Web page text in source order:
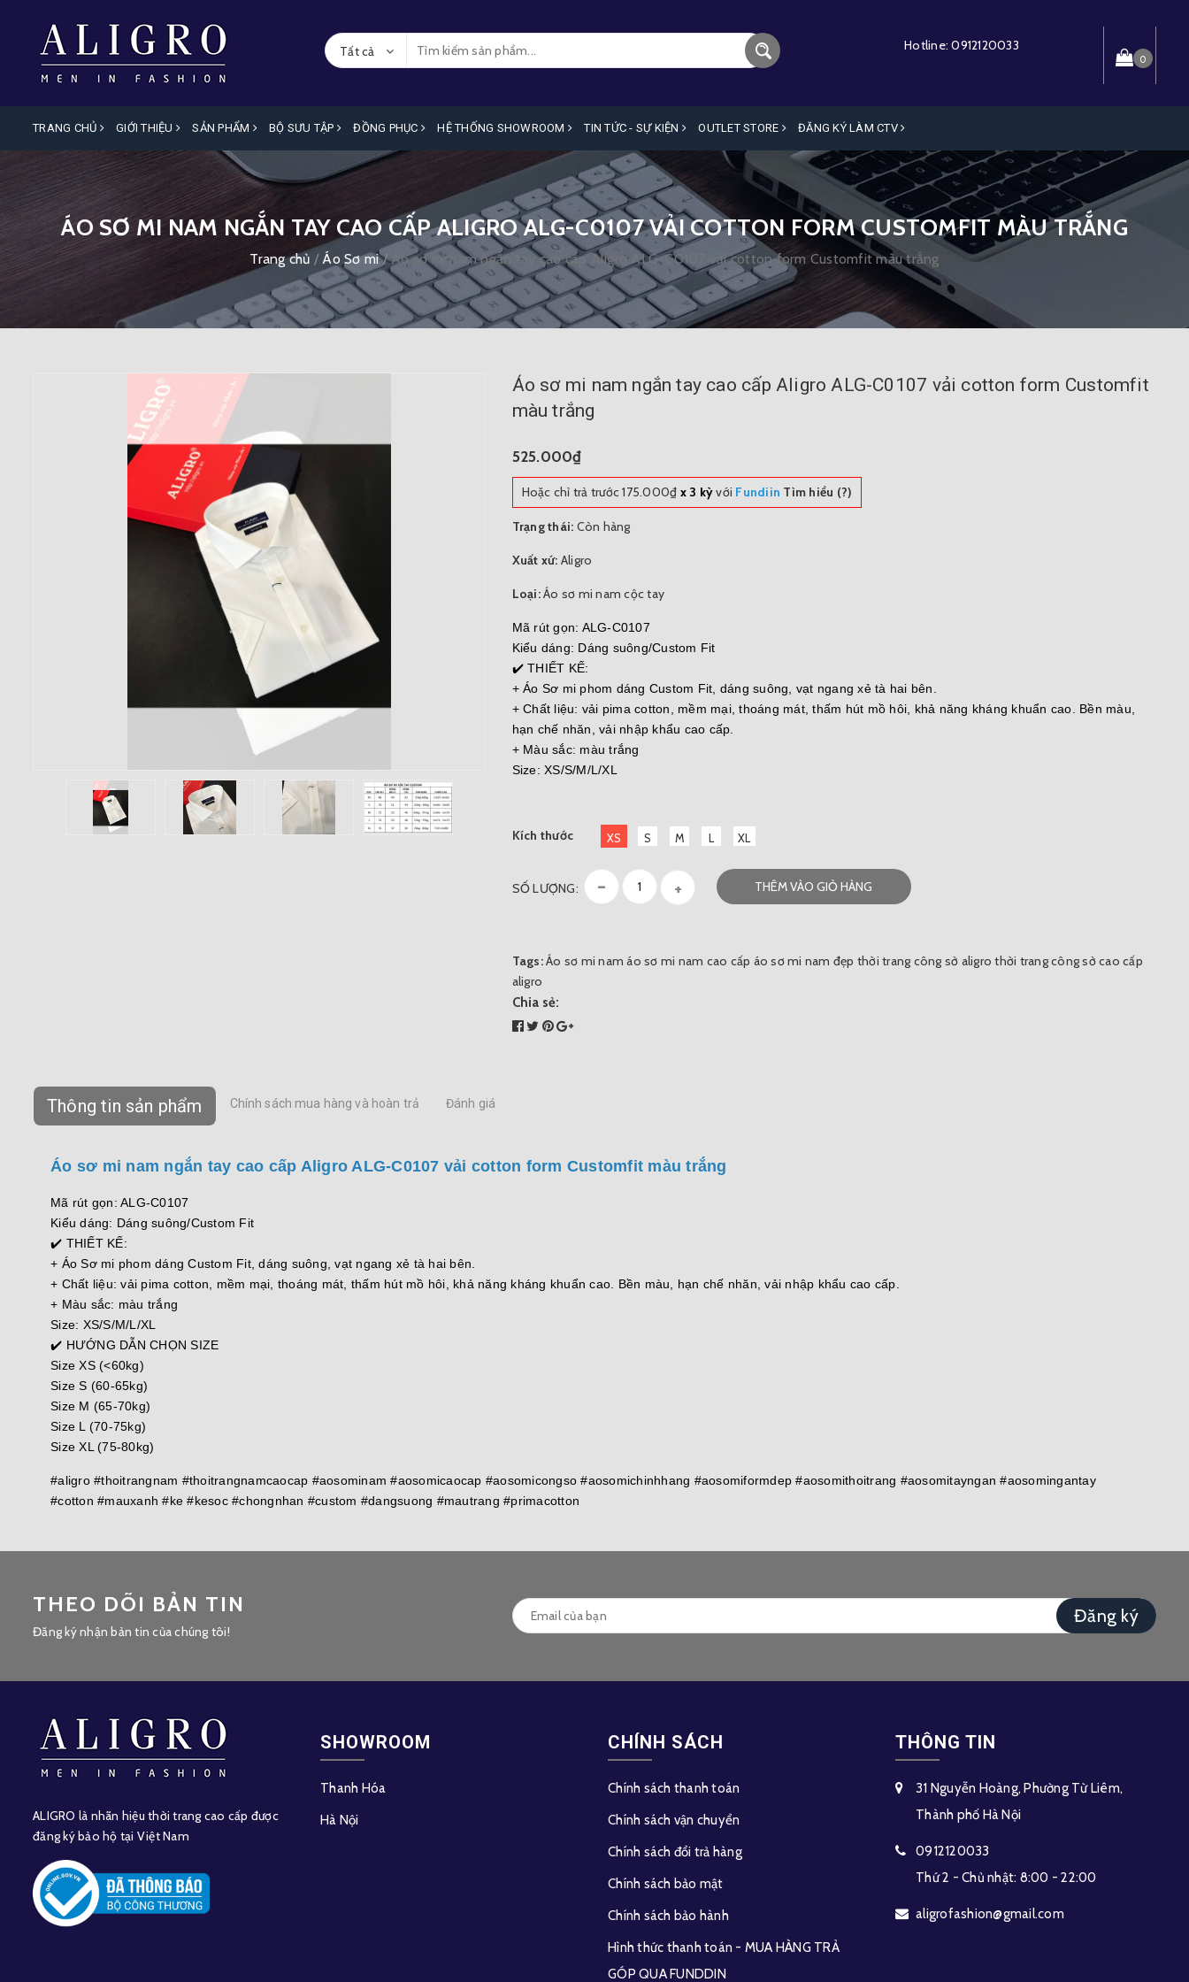
Tất cả Hotline:0912120033
0
TRANG CHỦ GIỚI THIỆU SẢN PHẨM BỘ SƯU TẬP ĐỒNG PHỤC HỆ THỐNG SHOWROOM TIN TỨC - SỰ KIỆN OUTLET STORE ĐĂNG KÝ LÀM CTV
ÁO SƠ MI NAM NGẮN TAY CAO CẤP ALIGRO ALG-C0107 VẢI COTTON FORM CUSTOMFIT MÀU TRẮNG
Trang chủ /Áo Sơ mi /Áo sơ mi nam ngắn tay cao cấp Aligro ALG-C0107 vải cotton form Customfit màu trắng
Áo sơ mi nam ngắn tay cao cấp Aligro ALG-C0107 vải cotton form Customfit
màu trắng
525.000₫
Hoặc chỉ trả trước175.000₫ x 3 kỳvới Fundiin Tìm hiểu (?)
Trạng thái: Còn hàng
Xuất xứ: Aligro
Loại:Áo sơ mi nam cộc tay
Mã rút gọn: ALG-C0107
Kiểu dáng: Dáng suông/Custom Fit
✔️ THIẾT KẾ:
+ Áo Sơ mi phom dáng Custom Fit, dáng suông, vạt ngang xẻ tà hai bên.
+ Chất liệu: vải pima cotton, mềm mại, thoáng mát, thấm hút mồ hôi, khả năng kháng khuẩn cao. Bền màu,
hạn chế nhăn, vải nhập khẩu cao cấp.
+ Màu sắc: màu trắng
Size: XS/S/M/L/XL
Kích thước XS S M L XL
SỐ LƯỢNG: - + THÊM VÀO GIỎ HÀNG
Tags:Áo sơ mi nam áo sơ mi nam cao cấp áo sơ mi nam đẹp thời trang công sở aligro thời trang công sở cao cấp
aligro
Chia sẻ:
Thông tin sản phẩm Chính sách mua hàng và hoàn trả Đánh giá
Áo sơ mi nam ngắn tay cao cấp Aligro ALG-C0107 vải cotton form Customfit màu trắng
Mã rút gọn: ALG-C0107
Kiểu dáng: Dáng suông/Custom Fit
✔️ THIẾT KẾ:
+ Áo Sơ mi phom dáng Custom Fit, dáng suông, vạt ngang xẻ tà hai bên.
+ Chất liệu: vải pima cotton, mềm mại, thoáng mát, thấm hút mồ hôi, khả năng kháng khuẩn cao. Bền màu, hạn chế nhăn, vải nhập khẩu cao cấp.
+ Màu sắc: màu trắng
Size: XS/S/M/L/XL
✔️ HƯỚNG DẪN CHỌN SIZE
Size XS (<60kg)
Size S (60-65kg)
Size M (65-70kg)
Size L (70-75kg)
Size XL (75-80kg)
#aligro #thoitrangnam #thoitrangnamcaocap #aosominam #aosomicaocap #aosomicongso #aosomichinhhang #aosomiformdep #aosomithoitrang #aosomitayngan #aosomingantay
#cotton #mauxanh #ke #kesoc #chongnhan #custom #dangsuong #mautrang #primacotton
THEO DÕI BẢN TIN
Đăng ký nhận bản tin của chúng tôi!
Đăng ký
ALIGRO là nhãn hiệu thời trang cao cấp được
đăng ký bảo hộ tại Việt Nam
SHOWROOM
Thanh Hóa
Hà Nội
CHÍNH SÁCH
Chính sách thanh toán
Chính sách vận chuyển
Chính sách đổi trả hàng
Chính sách bảo mật
Chính sách bảo hành
Hình thức thanh toán - MUA HÀNG TRẢ
GÓP QUA FUNDDIN
THÔNG TIN
31 Nguyễn Hoàng, Phường Từ Liêm,
Thành phố Hà Nội
0912120033
Thứ 2 - Chủ nhật: 8:00 - 22:00
aligrofashion@gmail.com